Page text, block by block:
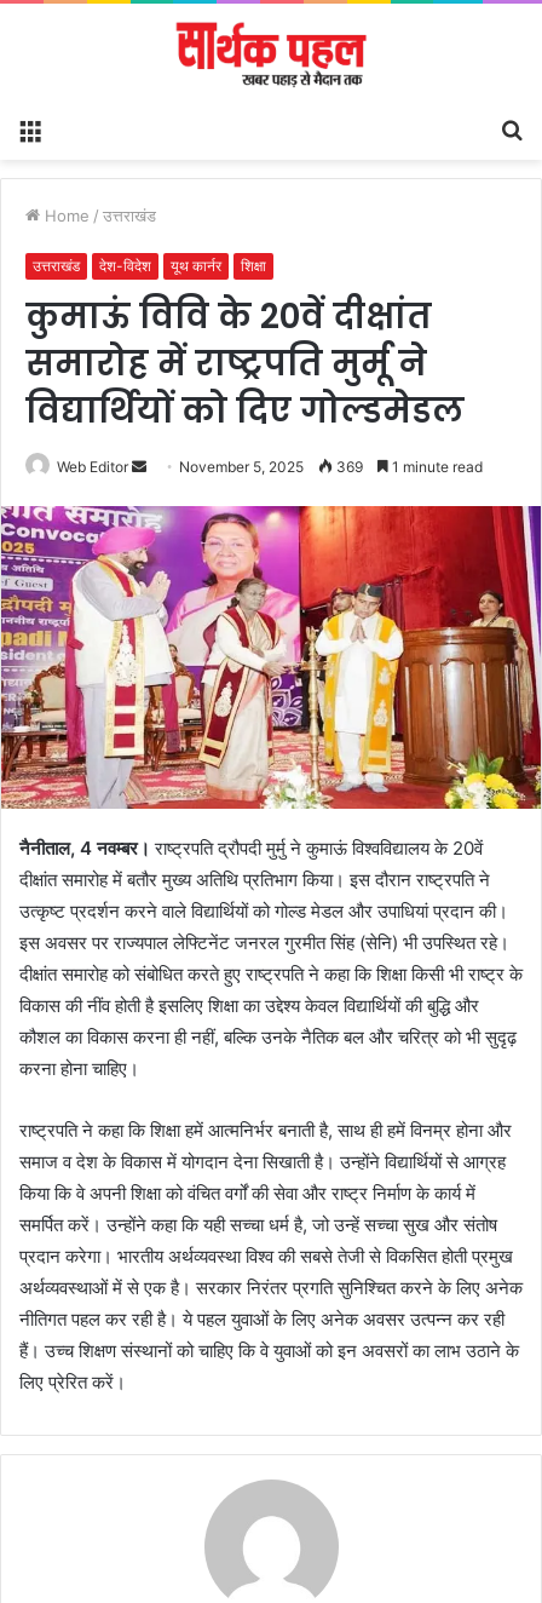
Home / उत्तराखंड
उत्तराखंड देश-विदेश यूथ कार्नर शिक्षा
कुमाऊं विवि के 20वें दीक्षांत
समारोह में राष्ट्रपति मुर्मू ने
विद्यार्थियों को दिए गोल्डमेडल
Web Editor
Send
email
November 5, 2025 369 1 minute read
नैनीताल, 4 नवम्बर। राष्ट्रपति द्रौपदी मुर्मु ने कुमाऊं विश्वविद्यालय के 20वें
दीक्षांत समारोह में बतौर मुख्य अतिथि प्रतिभाग किया। इस दौरान राष्ट्रपति ने
उत्कृष्ट प्रदर्शन करने वाले विद्यार्थियों को गोल्ड मेडल और उपाधियां प्रदान की।
इस अवसर पर राज्यपाल लेफ्टिनेंट जनरल गुरमीत सिंह (सेनि) भी उपस्थित रहे।
दीक्षांत समारोह को संबोधित करते हुए राष्ट्रपति ने कहा कि शिक्षा किसी भी राष्ट्र के
विकास की नींव होती है इसलिए शिक्षा का उद्देश्य केवल विद्यार्थियों की बुद्धि और
कौशल का विकास करना ही नहीं, बल्कि उनके नैतिक बल और चरित्र को भी सुदृढ़
करना होना चाहिए।
राष्ट्रपति ने कहा कि शिक्षा हमें आत्मनिर्भर बनाती है, साथ ही हमें विनम्र होना और
समाज व देश के विकास में योगदान देना सिखाती है। उन्होंने विद्यार्थियों से आग्रह
किया कि वे अपनी शिक्षा को वंचित वर्गों की सेवा और राष्ट्र निर्माण के कार्य में
समर्पित करें। उन्होंने कहा कि यही सच्चा धर्म है, जो उन्हें सच्चा सुख और संतोष
प्रदान करेगा। भारतीय अर्थव्यवस्था विश्व की सबसे तेजी से विकसित होती प्रमुख
अर्थव्यवस्थाओं में से एक है। सरकार निरंतर प्रगति सुनिश्चित करने के लिए अनेक
नीतिगत पहल कर रही है। ये पहल युवाओं के लिए अनेक अवसर उत्पन्न कर रही
हैं। उच्च शिक्षण संस्थानों को चाहिए कि वे युवाओं को इन अवसरों का लाभ उठाने के
लिए प्रेरित करें।